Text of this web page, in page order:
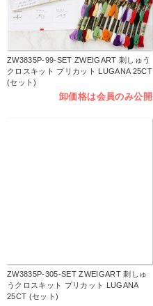
ZW3835P-99-SET ZWEIGART 刺しゅう
クロスキット プリカット LUGANA 25CT
(セット)
卸価格は会員のみ公開
ZW3835P-305-SET ZWEIGART 刺しゅ
うクロスキット プリカット LUGANA
25CT (セット)